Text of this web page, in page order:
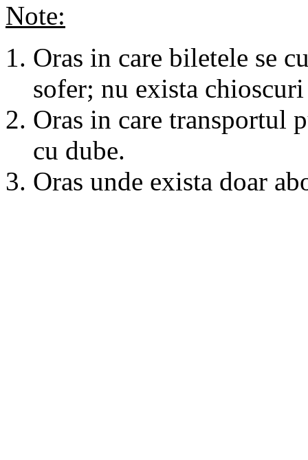
Note:
Oras in care biletele se
sofer; nu exista
Oras in care transportul
cu dube.
Oras unde exista doar